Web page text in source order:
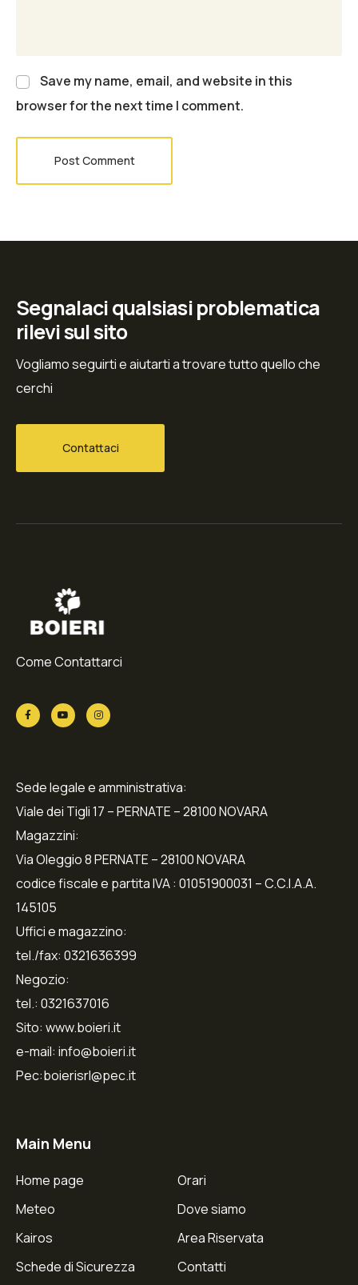
Save my name, email, and website in this
browser for the next time I comment.
Post Comment
Segnalaci qualsiasi problematica
rilevi sul sito
Vogliamo seguirti e aiutarti a trovare tutto quello che
cerchi
Contattaci
Come Contattarci
Sede legale e amministrativa:
Viale dei Tigli 17 – PERNATE – 28100 NOVARA
Magazzini:
Via Oleggio 8 PERNATE – 28100 NOVARA
codice fiscale e partita IVA : 01051900031 – C.C.I.A.A.
145105
Uffici e magazzino:
tel./fax: 0321636399
Negozio:
tel.: 0321637016
Sito: www.boieri.it
e-mail: info@boieri.it
Pec:boierisrl@pec.it
Main Menu
Home page
Meteo
Kairos
Schede di Sicurezza
Orari
Dove siamo
Area Riservata
Contatti